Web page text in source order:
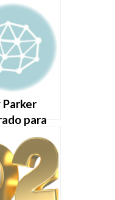
eléctrica
Parker
para
Hyundai y
en
del